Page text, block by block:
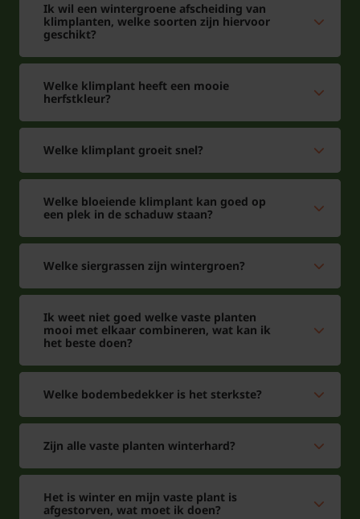
Ik wil een wintergroene afscheiding van
klimplanten, welke soorten zijn hiervoor
geschikt?
Welke klimplant heeft een mooie
herfstkleur?
Welke klimplant groeit snel?
Welke bloeiende klimplant kan goed op
een plek in de schaduw staan?
Welke siergrassen zijn wintergroen?
Ik weet niet goed welke vaste planten
mooi met elkaar combineren, wat kan ik
het beste doen?
Welke bodembedekker is het sterkste?
Zijn alle vaste planten winterhard?
Het is winter en mijn vaste plant is
afgestorven, wat moet ik doen?